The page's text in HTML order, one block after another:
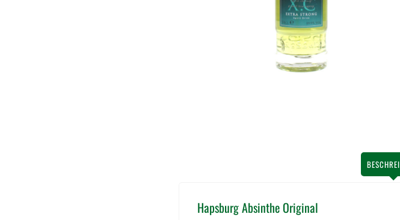
Hapsburg Absinthe Original